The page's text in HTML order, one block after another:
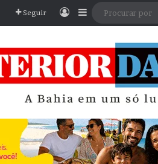
Seguir EntrarBarra Lateral